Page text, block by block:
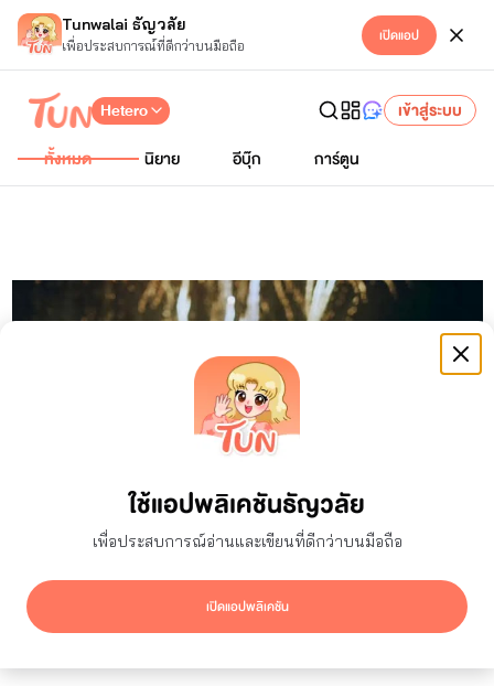
Tunwalai ธัญวลัย
เพื่อประสบการณ์ที่ดีกว่าบนมือถือ เปิดแอป
ใช้แอปพลิเคชันธัญวลัย
เพื่อประสบการณ์อ่านและเขียนที่ดีกว่าบนมือถือ
เปิดแอปพลิเคชัน
Hetero
เข้าสู่ระบบ
ทั้งหมด
นิยาย อีบุ๊ก การ์ตูน
Chananchida
0 ผู้ติดตาม 2 กำลังติดตาม
ติดตาม